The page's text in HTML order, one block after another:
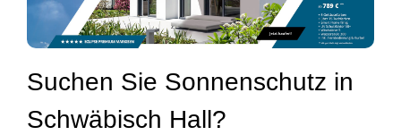
Suchen Sie Sonnenschutz in
Schwäbisch Hall?